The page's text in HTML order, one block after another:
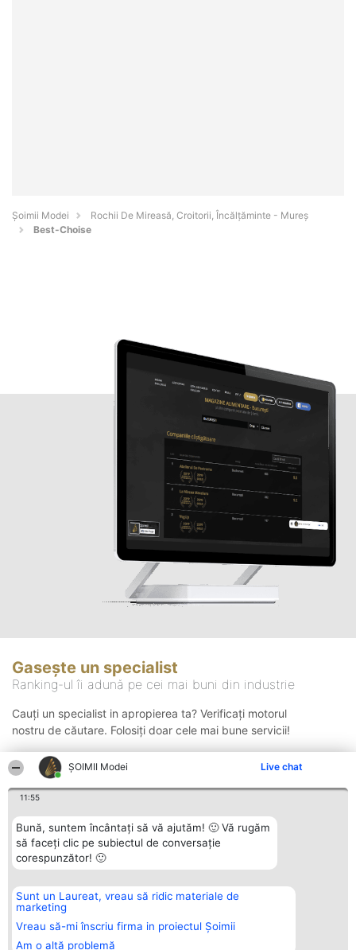
ȘOIMII Modei Live chat
11:55
Bună, suntem încântați să vă ajutăm! 🙂 Vă rugăm
să faceți clic pe subiectul de conversație
corespunzător! 🙂
Sunt un Laureat, vreau să ridic materiale de
marketing
Vreau să-mi înscriu firma in proiectul Șoimii
Am o altă problemă
Șoimii Modei
Rochii De Mireasă, Croitorii, Încălțăminte - Mureş
Best-Choise
Gasește un specialist
Ranking-ul îi adună pe cei mai buni din industrie
Cauți un specialist in apropierea ta? Verificați motorul
nostru de căutare. Folosiți doar cele mai bune servicii!
Organizator Ranking
BRIGHT SOLUTIONS BR SRL
Aleea Timisul De Sus 2 Bl. A30
Sc. A Et. 4 Ap. 13 Cod 061952
București
Plebiscyt
Lista Tuturor
Laureaților
Contact